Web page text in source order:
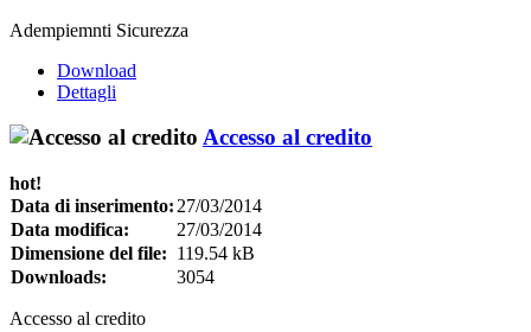
Adempiemnti Sicurezza
Download
Dettagli
Accesso al credito
hot!
Data di inserimento: 27/03/2014
Data modifica:
27/03/2014
Dimensione del file: 119.54 kB
Downloads:
3054
Accesso al credito